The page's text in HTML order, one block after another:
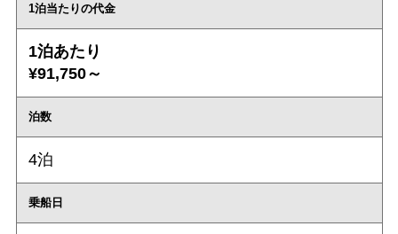
1泊当たりの代金
1泊あたり
¥91,750～
泊数
4泊
乗船日